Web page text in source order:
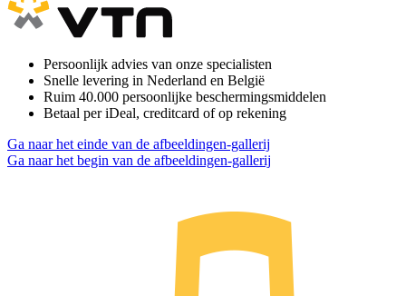
Persoonlijk advies van onze specialisten
Snelle levering in Nederland en België
Ruim 40.000 persoonlijke beschermingsmiddelen
Betaal per iDeal, creditcard of op rekening
Ga naar het einde van de afbeeldingen-gallerij
Ga naar het begin van de afbeeldingen-gallerij